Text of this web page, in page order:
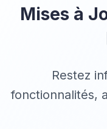
Mises à
Restez
fonctionnalités,